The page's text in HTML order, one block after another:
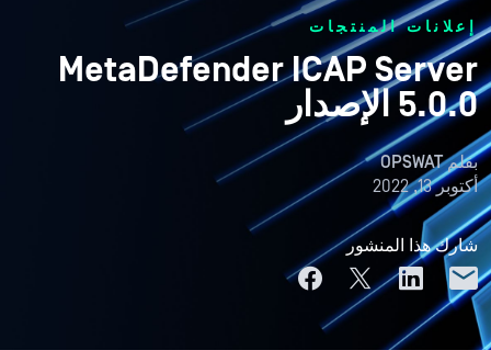
إعلانات المنتجات
MetaDefender ICAP Server
5.0.0 الإصدار
بقلمOPSWAT
أكتوبر 13, 2022
شارك هذا المنشور